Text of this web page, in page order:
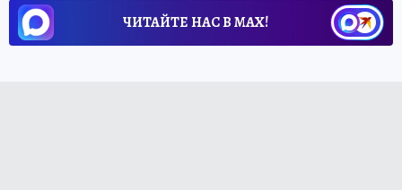
ЧИТАЙТЕ НАС В МАХ!